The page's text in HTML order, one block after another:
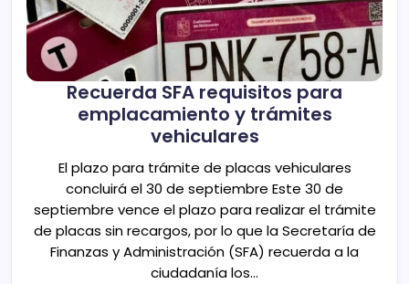
Recuerda SFA requisitos para
emplacamiento y trámites
vehiculares
El plazo para trámite de placas vehiculares
concluirá el 30 de septiembre Este 30 de
septiembre vence el plazo para realizar el trámite
de placas sin recargos, por lo que la Secretaría de
Finanzas y Administración (SFA) recuerda a la
ciudadanía los…